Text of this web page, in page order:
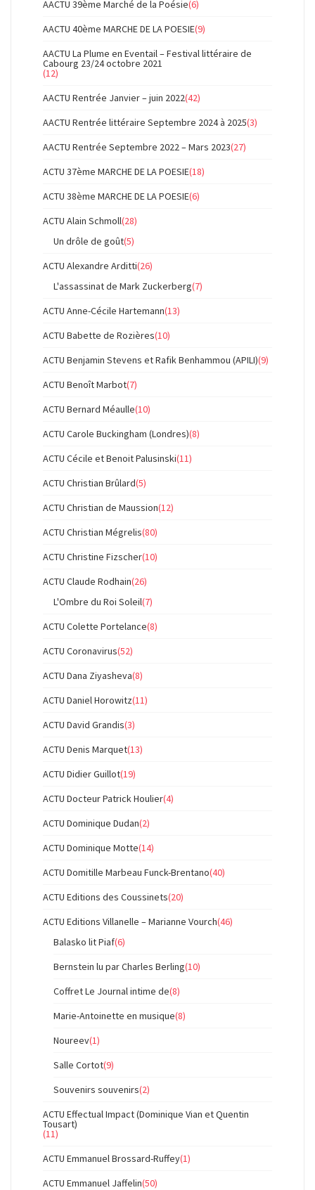
AACTU 39ème Marché de la Poésie(6)
AACTU 40ème MARCHE DE LA POESIE(9)
AACTU La Plume en Eventail – Festival littéraire de
Cabourg 23/24 octobre 2021
(12)
AACTU Rentrée Janvier – juin 2022(42)
AACTU Rentrée littéraire Septembre 2024 à 2025(3)
AACTU Rentrée Septembre 2022 – Mars 2023(27)
ACTU 37ème MARCHE DE LA POESIE(18)
ACTU 38ème MARCHE DE LA POESIE(6)
ACTU Alain Schmoll(28)
Un drôle de goût(5)
ACTU Alexandre Arditti(26)
L'assassinat de Mark Zuckerberg(7)
ACTU Anne-Cécile Hartemann(13)
ACTU Babette de Rozières(10)
ACTU Benjamin Stevens et Rafik Benhammou (APILI)(9)
ACTU Benoît Marbot(7)
ACTU Bernard Méaulle(10)
ACTU Carole Buckingham (Londres)(8)
ACTU Cécile et Benoit Palusinski(11)
ACTU Christian Brûlard(5)
ACTU Christian de Maussion(12)
ACTU Christian Mégrelis(80)
ACTU Christine Fizscher(10)
ACTU Claude Rodhain(26)
L'Ombre du Roi Soleil(7)
ACTU Colette Portelance(8)
ACTU Coronavirus(52)
ACTU Dana Ziyasheva(8)
ACTU Daniel Horowitz(11)
ACTU David Grandis(3)
ACTU Denis Marquet(13)
ACTU Didier Guillot(19)
ACTU Docteur Patrick Houlier(4)
ACTU Dominique Dudan(2)
ACTU Dominique Motte(14)
ACTU Domitille Marbeau Funck-Brentano(40)
ACTU Editions des Coussinets(20)
ACTU Editions Villanelle – Marianne Vourch(46)
Balasko lit Piaf(6)
Bernstein lu par Charles Berling(10)
Coffret Le Journal intime de(8)
Marie-Antoinette en musique(8)
Noureev(1)
Salle Cortot(9)
Souvenirs souvenirs(2)
ACTU Effectual Impact (Dominique Vian et Quentin
Tousart)
(11)
ACTU Emmanuel Brossard-Ruffey(1)
ACTU Emmanuel Jaffelin(50)